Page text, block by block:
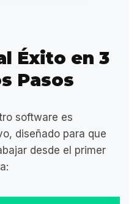
Éxito en 3
Pasos
software es
diseñado para que
desde el primer